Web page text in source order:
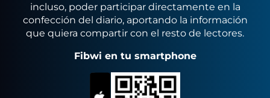
incluso, poder participar directamente en la
confección del diario, aportando la información
que quiera compartir con el resto de lectores.
Fibwi en tu smartphone